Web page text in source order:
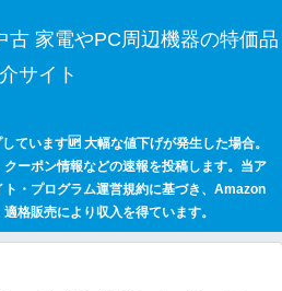
古 家電やPC周辺機器の特価品
サイト
ています🆙 大幅な値下げが発生した場合。
ーポン情報などの速報を投稿します。当ア
・プログラム運営規約に基づき、Amazon
格販売により収入を得ています。